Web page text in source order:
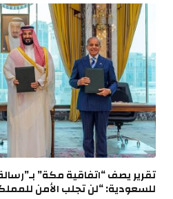
تقرير يصف “اتفاقية مكة”
للسعودية: “لن تجلب الأمن